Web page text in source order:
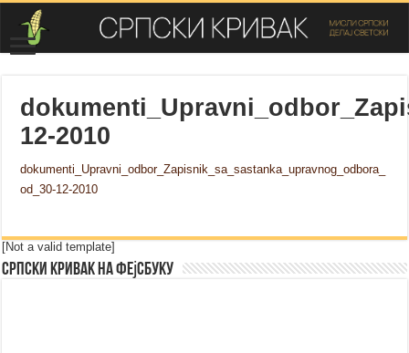
12-2010
dokumenti_Upravni_odbor_Zapisnik_sa_sastanka_upravnog_odbora_
od_30-12-2010
[Not a valid template]
Српски Кривак на Фејсбуку